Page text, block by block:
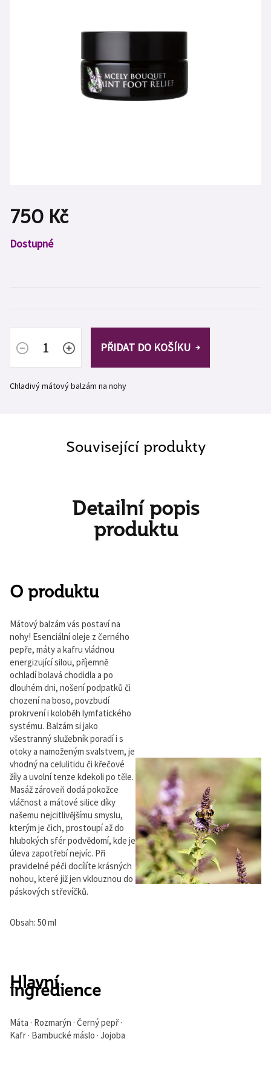
750 Kč
Měrná
cena:
Dostupné
PŘIDAT DO KOŠÍKU
Chladivý mátový balzám na nohy
Související produkty
Detailní popis
produktu
O produktu
Mátový balzám vás postaví na
nohy! Esenciální oleje z černého
pepře, máty a kafru vládnou
energizující silou, příjemně
ochladí bolavá chodidla a po
dlouhém dni, nošení podpatků či
chození na boso, povzbudí
prokrvení i koloběh lymfatického
systému. Balzám si jako
všestranný služebník poradí i s
otoky a namoženým svalstvem, je
vhodný na celulitidu či křečové
žíly a uvolní tenze kdekoli po těle.
Masáž zároveň dodá pokožce
vláčnost a mátové silice díky
našemu nejcitlivějšímu smyslu,
kterým je čich, prostoupí až do
hlubokých sfér podvědomí, kde je
úleva zapotřebí nejvíc. Při
pravidelné péči docílíte krásných
nohou, které již jen vklouznou do
páskových střevíčků.
Obsah: 50 ml
Hlavní
ingredience
Máta · Rozmarýn · Černý pepř ·
Kafr · Bambucké máslo · Jojoba